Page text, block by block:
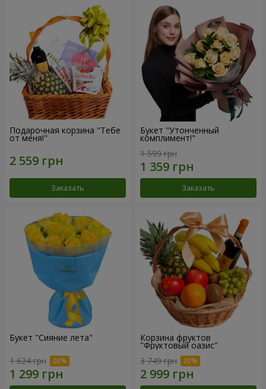
Подарочная корзина "Тебе
от меня!"
Заказать
Букет "Утонченный
комплимент!"
1 599 грн
Заказать
Букет "Сияние лета"
1 624 грн
Корзина фруктов
"Фруктовый оазис"
3 749 грн